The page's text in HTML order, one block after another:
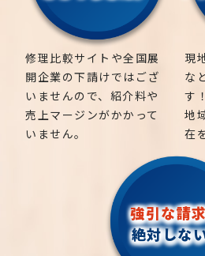
修理比較サイトや全国展
開企業の下請けではござ
いませんので、紹介料や
売上マージンがかかって
いません。
現
な
す！
地
在
強引な請
絶対しな